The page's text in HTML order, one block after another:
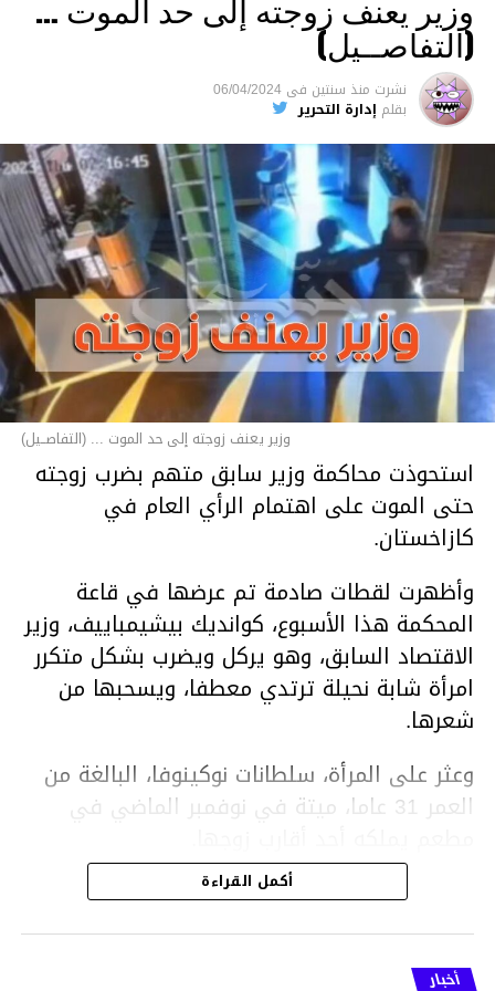
(التفاصــيل)
نشرت منذ سنتين فى 06/04/2024
بقلم إدارة التحرير
وزير يعنف زوجته إلى حد الموت ... (التفاصــيل)
استحوذت محاكمة وزير سابق متهم بضرب زوجته
حتى الموت على اهتمام الرأي العام في
كازاخستان.
وأظهرت لقطات صادمة تم عرضها في قاعة
المحكمة هذا الأسبوع، كوانديك بيشيمباييف، وزير
الاقتصاد السابق، وهو يركل ويضرب بشكل متكرر
امرأة شابة نحيلة ترتدي معطفا، ويسحبها من
شعرها.
وعثر على المرأة، سلطانات نوكينوفا، البالغة من
العمر 31 عاما، ميتة في نوفمبر الماضي في
ووفقا لتقرير الطبيب الشرعي، توفيت نوكينوفا
متأثرة بصدمة في الدماغ، وكانت إحدى عظام
أنفها مكسورة وكانت هناك كدمات متعددة على
أكمل القراءة
أخبار